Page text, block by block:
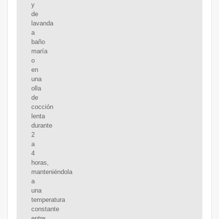
y
de
lavanda
a
baño
maría
o
en
una
olla
de
cocción
lenta
durante
2
a
4
horas,
manteniéndola
a
una
temperatura
constante